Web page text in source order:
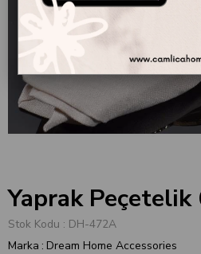
Yaprak Peçetelik
Stok Kodu
DH-472A
Marka : Dream Home Accessories